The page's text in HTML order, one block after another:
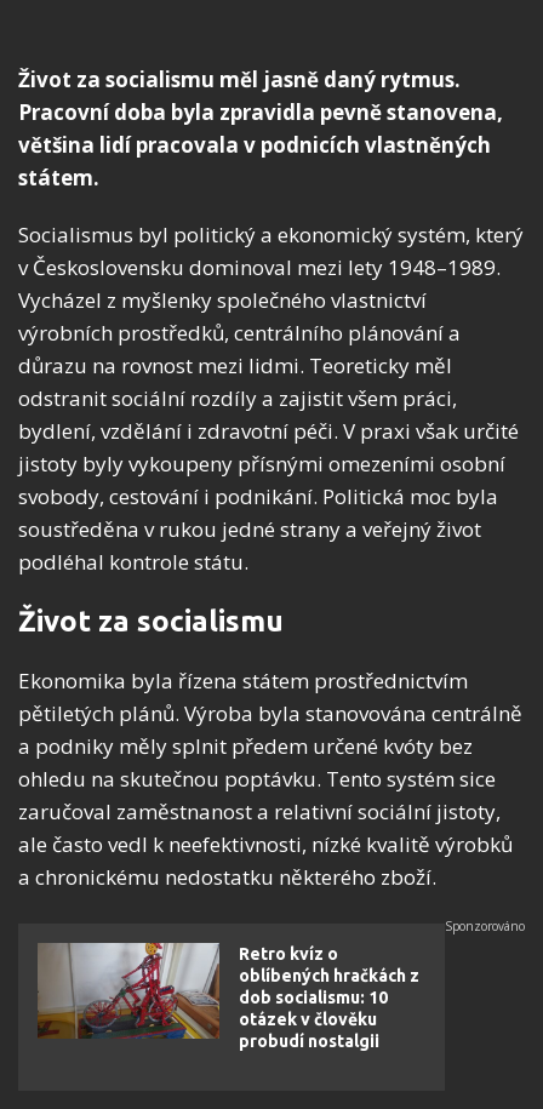
Život za socialismu měl jasně daný rytmus.
Pracovní doba byla zpravidla pevně stanovena,
většina lidí pracovala v podnicích vlastněných
státem.
Socialismus byl politický a ekonomický systém, který
v Československu dominoval mezi lety 1948–1989.
Vycházel z myšlenky společného vlastnictví
výrobních prostředků, centrálního plánování a
důrazu na rovnost mezi lidmi. Teoreticky měl
odstranit sociální rozdíly a zajistit všem práci,
bydlení, vzdělání i zdravotní péči. V praxi však určité
jistoty byly vykoupeny přísnými omezeními osobní
svobody, cestování i podnikání. Politická moc byla
soustředěna v rukou jedné strany a veřejný život
podléhal kontrole státu.
Život za socialismu
Ekonomika byla řízena státem prostřednictvím
pětiletých plánů. Výroba byla stanovována centrálně
a podniky měly splnit předem určené kvóty bez
ohledu na skutečnou poptávku. Tento systém sice
zaručoval zaměstnanost a relativní sociální jistoty,
ale často vedl k neefektivnosti, nízké kvalitě výrobků
a chronickému nedostatku některého zboží.
Retro kvíz o
oblíbených hračkách z
dob socialismu: 10
otázek v člověku
probudí nostalgii